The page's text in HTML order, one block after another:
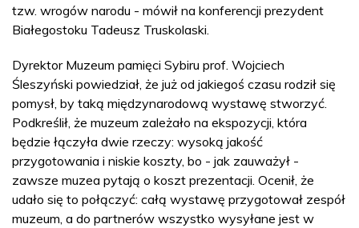
tzw. wrogów narodu - mówił na konferencji prezydent
Białegostoku Tadeusz Truskolaski.
Dyrektor Muzeum pamięci Sybiru prof. Wojciech
Śleszyński powiedział, że już od jakiegoś czasu rodził się
pomysł, by taką międzynarodową wystawę stworzyć.
Podkreślił, że muzeum zależało na ekspozycji, która
będzie łączyła dwie rzeczy: wysoką jakość
przygotowania i niskie koszty, bo - jak zauważył -
zawsze muzea pytają o koszt prezentacji. Ocenił, że
udało się to połączyć: całą wystawę przygotował zespół
muzeum, a do partnerów wszystko wysyłane jest w